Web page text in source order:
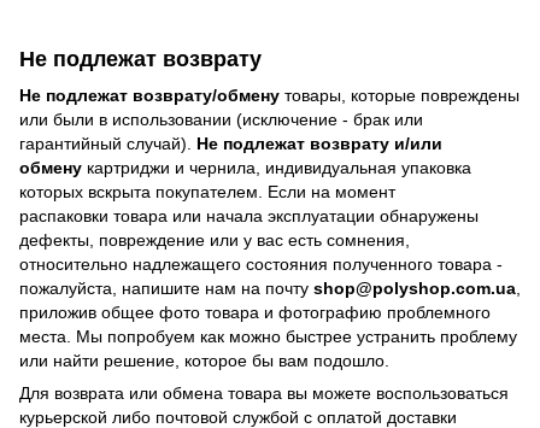
Не подлежат возврату
Не подлежат возврату/обмену товары, которые повреждены
или были в использовании (исключение - брак или
гарантийный случай). Не подлежат возврату и/или
обмену картриджи и чернила, индивидуальная упаковка
которых вскрыта покупателем. Если на момент
распаковки товара или начала эксплуатации обнаружены
дефекты, повреждение или у вас есть сомнения,
относительно надлежащего состояния полученного товара -
пожалуйста, напишите нам на почту shop@polyshop.com.ua
приложив общее фото товара и фотографию проблемного
места. Мы попробуем как можно быстрее устранить проблему
или найти решение, которое бы вам подошло.
Для возврата или обмена товара вы можете воспользоваться
курьерской либо почтовой службой с оплатой доставки